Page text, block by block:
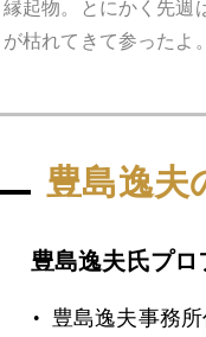
縁起物。とにかく先週
が枯れてきて参ったよ
豊島逸夫
豊島逸夫氏プロ
豊島逸夫事務所